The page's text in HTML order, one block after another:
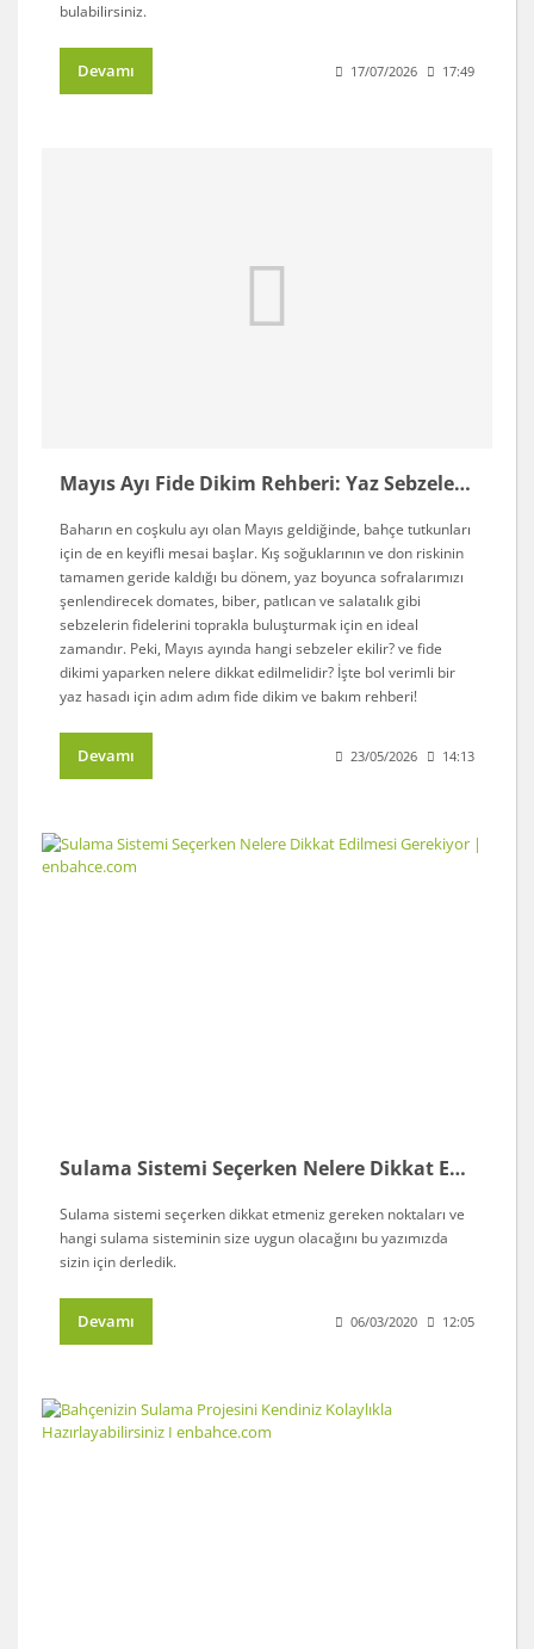
bulabilirsiniz.
Devamı 17/07/2026 17:49
Mayıs Ayı Fide Dikim Rehberi: Yaz Sebzeleri Nasıl Dikilir ve Bakılır?
Baharın en coşkulu ayı olan Mayıs geldiğinde, bahçe tutkunları
için de en keyifli mesai başlar. Kış soğuklarının ve don riskinin
tamamen geride kaldığı bu dönem, yaz boyunca sofralarımızı
şenlendirecek domates, biber, patlıcan ve salatalık gibi
sebzelerin fidelerini toprakla buluşturmak için en ideal
zamandır. Peki, Mayıs ayında hangi sebzeler ekilir? ve fide
dikimi yaparken nelere dikkat edilmelidir? İşte bol verimli bir
yaz hasadı için adım adım fide dikim ve bakım rehberi!
Devamı 23/05/2026 14:13
Sulama Sistemi Seçerken Nelere Dikkat Edilmesi Gerekiyor | enbahce.com
Sulama sistemi seçerken dikkat etmeniz gereken noktaları ve
hangi sulama sisteminin size uygun olacağını bu yazımızda
sizin için derledik.
Devamı 06/03/2020 12:05